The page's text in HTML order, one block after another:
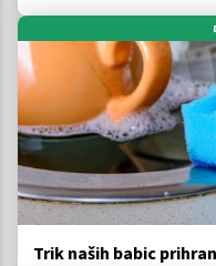
Trik naših babic